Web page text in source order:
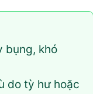
bụng, khó
do tỳ hư hoặc